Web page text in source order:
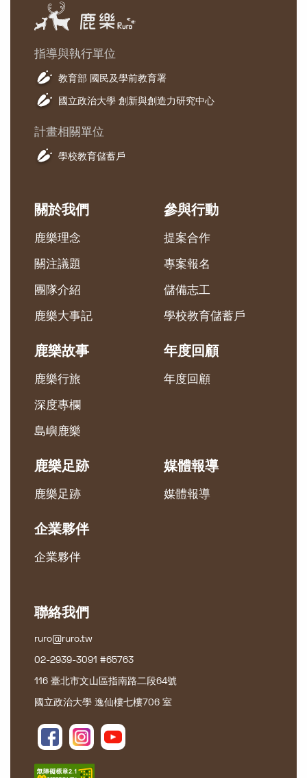
指導與執行單位
教育部 國民及學前教育署
國立政治大學 創新與創造力研究中心
計畫相關單位
學校教育儲蓄戶
關於我們
鹿樂理念
關注議題
團隊介紹
鹿樂大事記
參與行動
提案合作
專案報名
儲備志工
學校教育儲蓄戶
鹿樂故事
鹿樂行旅
深度專欄
島嶼鹿樂
年度回顧
年度回顧
鹿樂足跡
鹿樂足跡
媒體報導
媒體報導
企業夥伴
企業夥伴
聯絡我們
ruro@ruro.tw
02-2939-3091 #65763
116 臺北市文山區指南路二段64號
國立政治大學 逸仙樓七樓706 室